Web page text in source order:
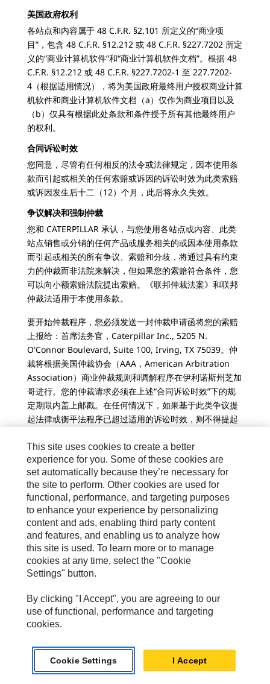
美国政府权利
各站点和内容属于 48 C.F.R. §2.101 所定义的“商业项
目”，包含 48 C.F.R. §12.212 或 48 C.F.R. §227.7202 所定
义的“商业计算机软件”和“商业计算机软件文档”。根据 48
C.F.R. §12.212 或 48 C.F.R. §227.7202-1 至 227.7202-
4（根据适用情况），将为美国政府最终用户授权商业计算
机软件和商业计算机软件文档（a）仅作为商业项目以及
（b）仅具有根据此处条款和条件授予所有其他最终用户
的权利。
合同诉讼时效
您同意，尽管有任何相反的法令或法律规定，因本使用条
款而引起或相关的任何索赔或诉因的诉讼时效为此类索赔
或诉因发生后十二（12）个月，此后将永久失效。
争议解决和强制仲裁
您和 CATERPILLAR 承认，与您使用各站点或内容、此类
站点销售或分销的任何产品或服务相关的或因本使用条款
而引起或相关的所有争议、索赔和分歧，将通过具有约束
力的仲裁而非法院来解决，但如果您的索赔符合条件，您
可以向小额索赔法院提出索赔。《联邦仲裁法案》和联邦
仲裁法适用于本使用条款。
要开始仲裁程序，您必须发送一封仲裁申请函将您的索赔
上报给：首席法务官，Caterpillar Inc., 5205 N.
O'Connor Boulevard, Suite 100, Irving, TX 75039。仲
裁将根据美国仲裁协会（AAA，American Arbitration
Association）商业仲裁规则和调解程序在伊利诺斯州芝加
哥进行。您的仲裁请求必须在上述“合同诉讼时效”下的规
定期限内盖上邮戳。在任何情况下，如果基于此类争议提
起法律或衡平法程序已超过适用的诉讼时效，则不得提起
我们双方同意，任何争议解决程序都将仅基于个体进行，
而不是集体诉讼、合并诉讼或代表诉讼。如果出于任何原
因，通过法院而非仲裁审理索赔，我们双方将放弃任何陪
审团审判权利。我们双方还同意，您或我们都可以向法院
起诉，以禁止侵权行为或其他对知识产权的不当使用。
仲裁小组应由 Caterpillar 与您共同指派的一名人员组
成。此人员应（i）从 AAA 的潜在仲裁员名单中选出；
（ii）在争议涉及的领域内拥有至少 10 年的经验；（iii）
在争议涉及的诉讼和仲裁领域具有 10 年的律师经验。如
共同约定仲裁员，应由 AAA 的管理办公室挑选仲裁小组人
员。该办公室应在收到本使用条款的任何一方的通知后 5
其任命后尽快呈递裁决，并且必须遵循本使用条款的规
This site uses cookies to create a better
experience for you. Some of these cookies are
set automatically because they’re necessary for
the site to perform. Other cookies are used for
functional, performance, and targeting purposes
to enhance your experience by personalizing
content and ads, enabling third party content
and features, and enabling us to analyze how
this site is used. To learn more or to manage
cookies at any time, select the "Cookie
Settings" button.
By clicking "I Accept", you are agreeing to our
use of functional, performance and targeting
cookies.
Cookie Settings I Accept